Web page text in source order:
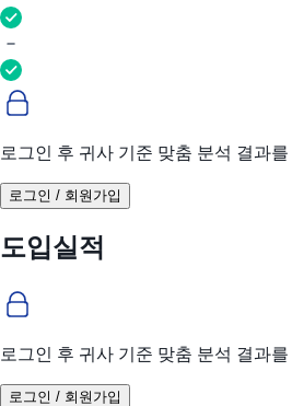
로그인 후 귀사 기준 맞춤 분석 결과
로그인 / 회원가입
도입실적
로그인 후 귀사 기준 맞춤 분석 결과
로그인 / 회원가입